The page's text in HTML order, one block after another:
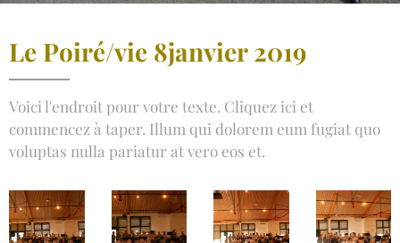
Le Poiré/vie 8janvier 2019
Voici l'endroit pour votre texte. Cliquez ici et
commencez à taper. Illum qui dolorem eum fugiat quo
voluptas nulla pariatur at vero eos et.